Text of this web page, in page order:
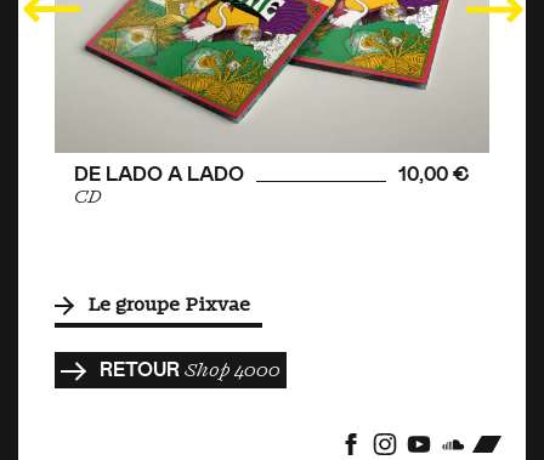
DE LADO A LADO
10,00 €
CD
Le groupe Pixvae
RETOUR Shop 4000